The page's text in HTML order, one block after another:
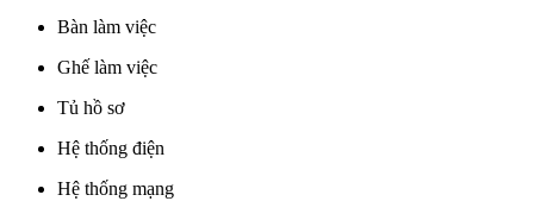
Bàn làm việc
Ghế làm việc
Tủ hồ sơ
Hệ thống điện
Hệ thống mạng